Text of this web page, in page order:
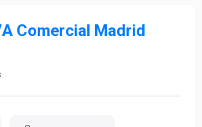
Comercial Madrid